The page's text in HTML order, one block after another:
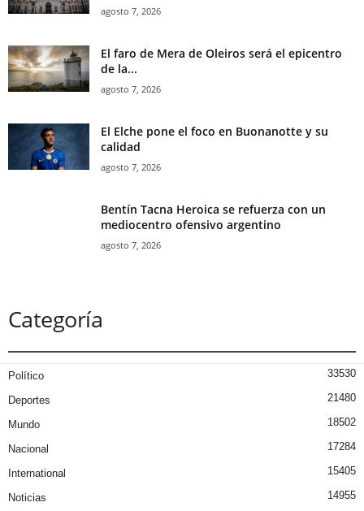
agosto 7, 2026
El faro de Mera de Oleiros será el epicentro
de la...
agosto 7, 2026
El Elche pone el foco en Buonanotte y su
calidad
agosto 7, 2026
Bentín Tacna Heroica se refuerza con un
mediocentro ofensivo argentino
agosto 7, 2026
Categoría
Político 33530
Deportes 21480
Mundo 18502
Nacional 17284
International 15405
Noticias 14955